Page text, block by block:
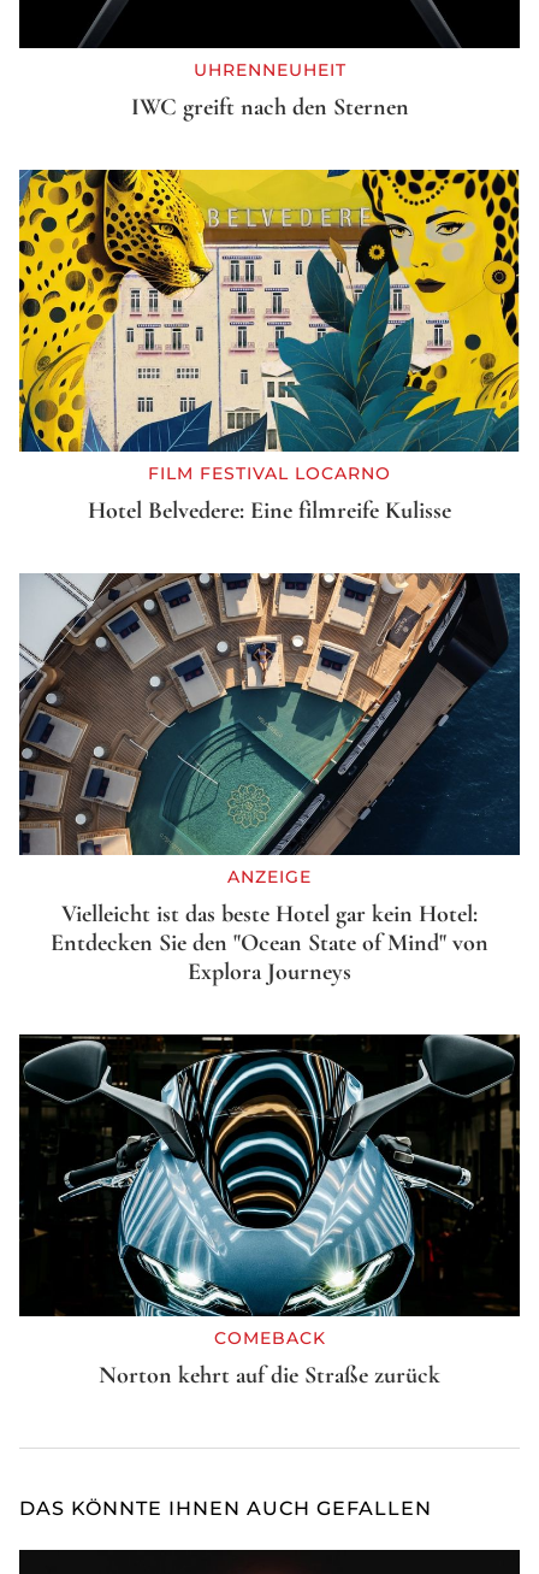
UHRENNEUHEIT
IWC greift nach den Sternen
FILM FESTIVAL LOCARNO
Hotel Belvedere: Eine filmreife Kulisse
ANZEIGE
Vielleicht ist das beste Hotel gar kein Hotel:
Entdecken Sie den "Ocean State of Mind" von
Explora Journeys
COMEBACK
Norton kehrt auf die Straße zurück
DAS KÖNNTE IHNEN AUCH GEFALLEN